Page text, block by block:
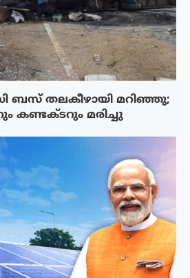
ബസ് തലകീഴായി മറിഞ്ഞു;
കണ്ടക്ടറും മരിച്ചു